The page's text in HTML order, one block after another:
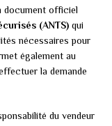
document officiel
(ANTS) qui
nécessaires pour
également au
la demande
du vendeur